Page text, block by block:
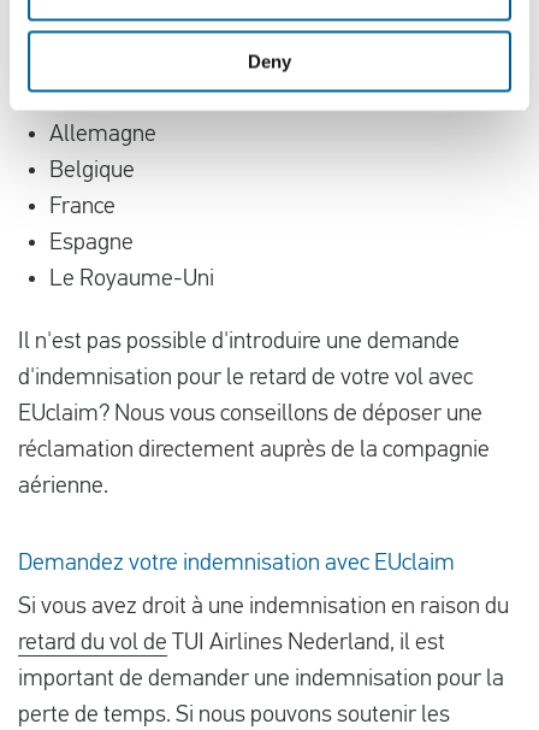
Deny
Les Pays-Bas
Allemagne
Belgique
France
Espagne
Le Royaume-Uni
Il n'est pas possible d'introduire une demande
d'indemnisation pour le retard de votre vol avec
EUclaim? Nous vous conseillons de déposer une
réclamation directement auprès de la compagnie
aérienne.
Demandez votre indemnisation avec EUclaim
Si vous avez droit à une indemnisation en raison du
retard du vol de TUI Airlines Nederland, il est
important de demander une indemnisation pour la
perte de temps. Si nous pouvons soutenir les